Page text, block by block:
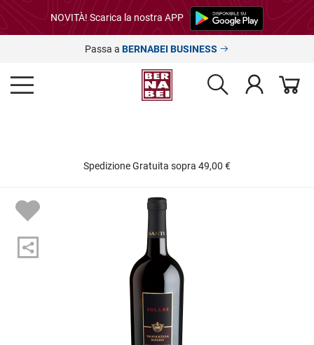
NOVITÀ! Scarica la nostra APP
Passa a BERNABEI BUSINESS
Spedizione Gratuita sopra 49,00 €